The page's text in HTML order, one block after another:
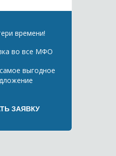
времени!
во все МФО
выгодное